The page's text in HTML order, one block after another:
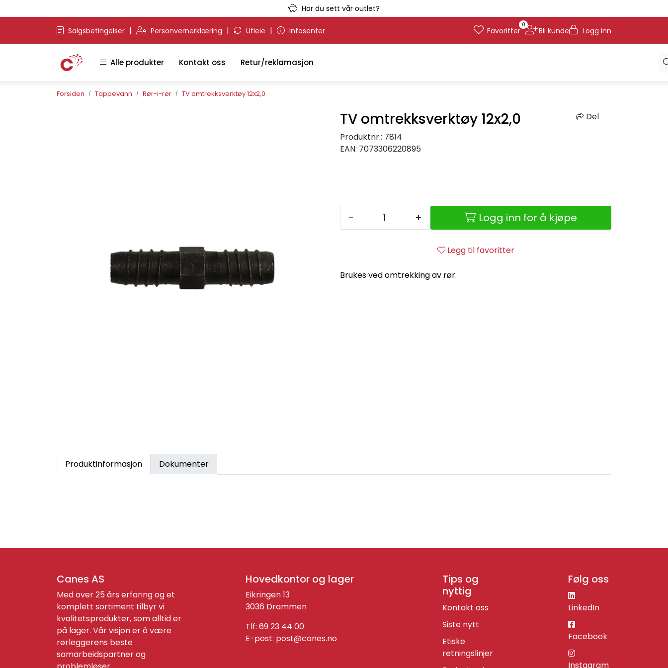
Har du sett vår outlet?
Salgsbetingelser | Personvernerklæring | Utleie | Infosenter
0
Favoritter Bli kunde Logg inn
Alle produkter Kontakt oss Retur/reklamasjon
Forsiden Tappevann Rør-i-rør TV omtrekksverktøy 12x2,0
TV omtrekksverktøy 12x2,0
Produktnr.: 7814
EAN: 7073306220895
Del
- + Logg inn for å kjøpe
Legg til favoritter
Brukes ved omtrekking av rør.
Produktinformasjon Dokumenter
Canes AS
Med over 25 års erfaring og et
komplett sortiment tilbyr vi
kvalitetsprodukter, som alltid er
på lager. Vår visjon er å være
rørleggerens beste
samarbeidspartner og
Hovedkontor og lager
Eikringen 13
3036 Drammen
Tlf: 69 23 44 00
E-post: post@canes.no
Tips og
nyttig
Kontakt oss
Siste nytt
Etiske
retningslinjer
Følg oss
LinkedIn
Facebook
Instagram